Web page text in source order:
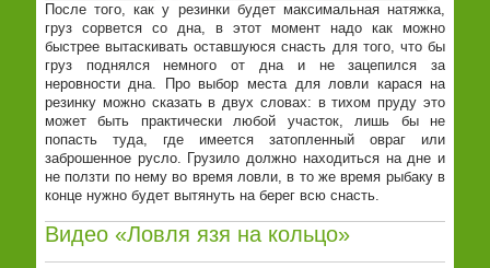
После того, как у резинки будет максимальная натяжка,
груз сорвется со дна, в этот момент надо как можно
быстрее вытаскивать оставшуюся снасть для того, что бы
груз поднялся немного от дна и не зацепился за
неровности дна. Про выбор места для ловли карася на
резинку можно сказать в двух словах: в тихом пруду это
может быть практически любой участок, лишь бы не
попасть туда, где имеется затопленный овраг или
заброшенное русло. Грузило должно находиться на дне и
не ползти по нему во время ловли, в то же время рыбаку в
конце нужно будет вытянуть на берег всю снасть.
Видео «Ловля язя на кольцо»